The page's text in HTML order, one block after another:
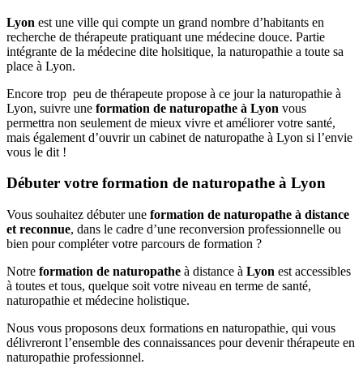
Lyon est une ville qui compte un grand nombre d’habitants en
recherche de thérapeute pratiquant une médecine douce. Partie
intégrante de la médecine dite holsitique, la naturopathie a toute sa
place à Lyon.
Encore trop peu de thérapeute propose à ce jour la naturopathie à
Lyon, suivre une formation de naturopathe à Lyon vous
permettra non seulement de mieux vivre et améliorer votre santé,
mais également d’ouvrir un cabinet de naturopathe à Lyon si l’envie
vous le dit !
Débuter votre formation de naturopathe à Lyon
Vous souhaitez débuter une formation de naturopathe à distance
et reconnue, dans le cadre d’une reconversion professionnelle ou
bien pour compléter votre parcours de formation ?
Notre formation de naturopathe à distance à Lyon est accessibles
à toutes et tous, quelque soit votre niveau en terme de santé,
naturopathie et médecine holistique.
Nous vous proposons deux formations en naturopathie, qui vous
délivreront l’ensemble des connaissances pour devenir thérapeute en
naturopathie professionnel.